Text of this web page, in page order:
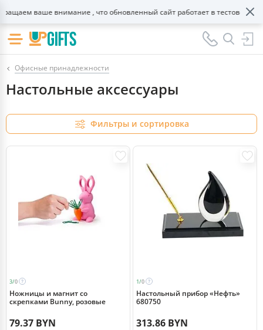
ваше внимание , что обновленный сайт работает в тестовом режиме!
Офисные принадлежности
Настольные аксессуары
Фильтры и сортировка
3/0
Ножницы и магнит со
скрепками Bunny, розовые
79.37 BYN
1/0
Настольный прибор «Нефть»
680750
313.86 BYN